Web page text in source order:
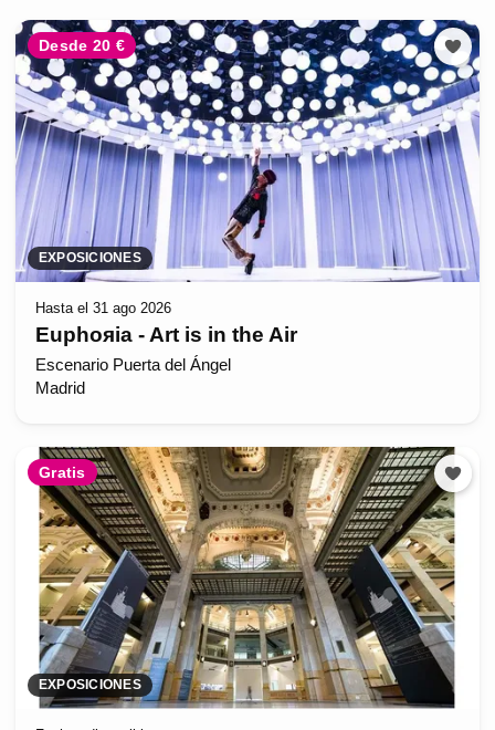
Desde 20 €
EXPOSICIONES
Hasta el 31 ago 2026
Euphoяia - Art is in the Air
Escenario Puerta del Ángel
Madrid
Gratis
EXPOSICIONES